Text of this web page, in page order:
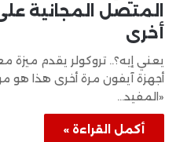
المتصل المجانية
أخرى
يعني إيه؟.. تروكولر يقدم
أجهزة آيفون مرة أخرى هذا هو
«المفيد…
أكمل القراءة »